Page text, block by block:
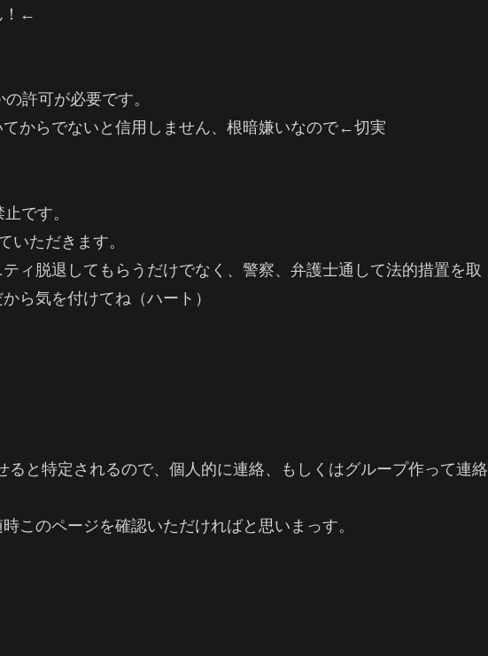
！←
許可が必要です。
からでないと信用しません、根暗嫌いなので←切実
です。
いただきます。
ィ脱退してもらうだけでなく、警察、弁護士通して法的措置を取
ら気を付けてね（ハート）
ると特定されるので、個人的に連絡、もしくはグループ作って連絡
このページを確認いただければと思いまっす。